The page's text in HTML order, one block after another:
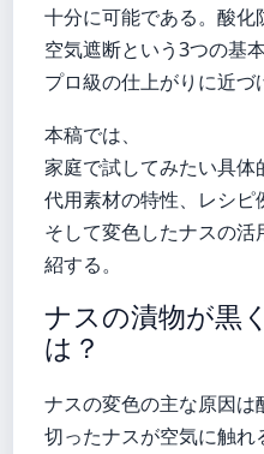
十分に可能である。酸化
空気遮断という3つの基
プロ級の仕上がりに近づ
本稿では、
家庭で試してみたい具体
代用素材の特性、レシピ
そして変色したナスの
紹する。
ナスの漬物が黒
は？
ナスの変色の主な原因は
切ったナスが空気に触れ